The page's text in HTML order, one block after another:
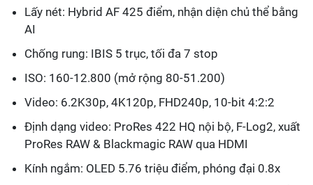
Lấy nét: Hybrid AF 425 điểm, nhận diện chủ thể bằng
AI
Chống rung: IBIS 5 trục, tối đa 7 stop
ISO: 160-12.800 (mở rộng 80-51.200)
Video: 6.2K30p, 4K120p, FHD240p, 10-bit 4:2:2
Định dạng video: ProRes 422 HQ nội bộ, F-Log2, xuất
ProRes RAW & Blackmagic RAW qua HDMI
Kính ngắm: OLED 5.76 triệu điểm, phóng đại 0.8x